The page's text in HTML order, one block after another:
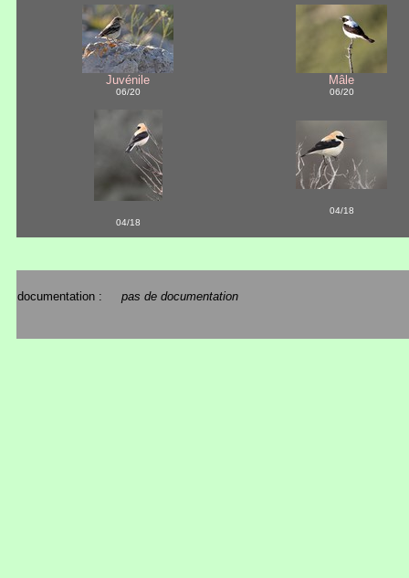
Juvénile
06/20
Mâle
06/20
04/18
04/18
documentation : pas de documentation